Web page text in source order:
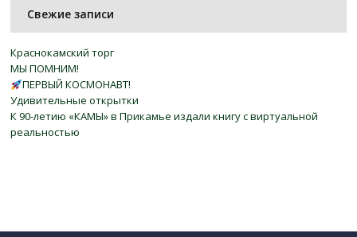
Свежие записи
Краснокамский торг
МЫ ПОМНИМ!
ПЕРВЫЙ КОСМОНАВТ!
Удивительные открытки
К 90-летию «КАМЫ» в Прикамье издали книгу с виртуальной
реальностью